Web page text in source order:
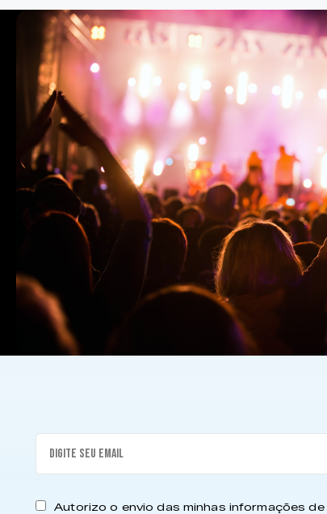
Autorizo o envio das minhas informações